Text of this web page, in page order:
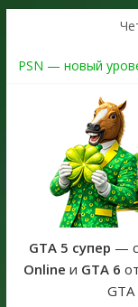
PSN — новый
The Kortz Center
Регистрация в
как
Получайте
Fine Art Collector
GTA 6
Auto VI
GTA 5 супер —
Online и GTA 6 от